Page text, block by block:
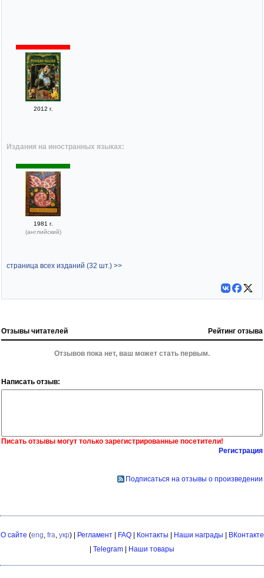
2012 г.
Издания на иностранных языках:
1981 г.
(английский)
страница всех изданий (32 шт.) >>
Отзывы читателей Рейтинг отзыва
Отзывов пока нет, ваш может стать первым.
Написать отзыв:
Писать отзывы могут только зарегистрированные посетители!
Регистрация
Подписаться на отзывы о произведении
О сайте (eng, fra, укр) | Регламент| FAQ| Контакты Наши награды
ВКонтакте
Telegram Наши товары